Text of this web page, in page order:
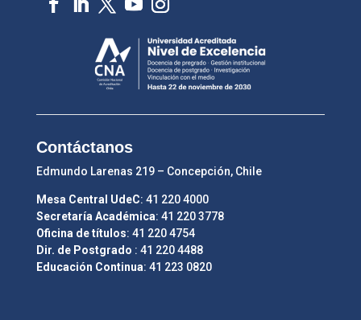
Contáctanos
Edmundo Larenas 219 – Concepción, Chile
Mesa Central UdeC: 41 220 4000
Secretaría Académica: 41 220 3778
Oficina de títulos: 41 220 4754
Dir. de Postgrado : 41 220 4488
Educación Continua: 41 223 0820